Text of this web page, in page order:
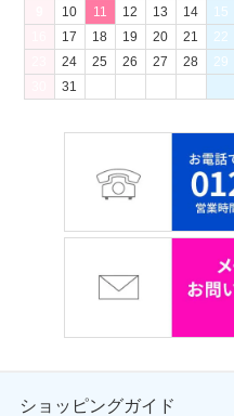
10 11 12 13 14
15
17 18 19 20 21
22
24 25 26 27 28
29
31
ショッピングガイド